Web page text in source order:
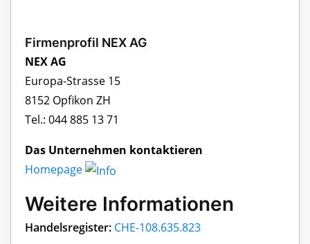
Firmenprofil NEX AG
NEX AG
Europa-Strasse 15
8152 Opfikon ZH
Tel.: 044 885 13 71
Das Unternehmen kontaktieren
Homepage
Weitere Informationen
Handelsregister: CHE-108.635.823